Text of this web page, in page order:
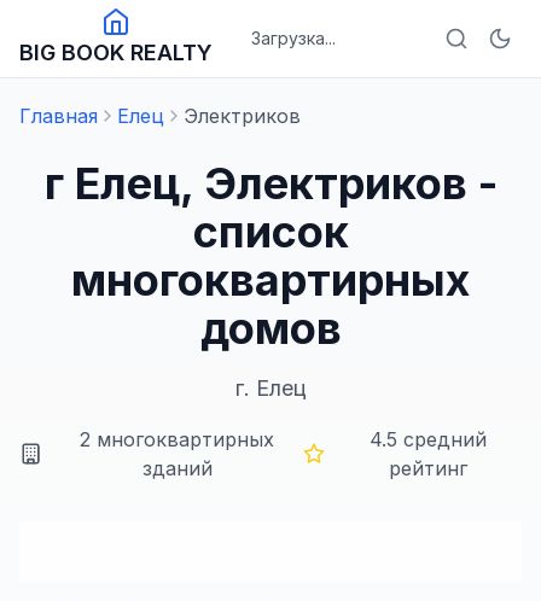
BIG BOOK REALTY
Загрузка...
Главная Елец Электриков
г Елец, Электриков -
список
многоквартирных
домов
г. Елец
2 многоквартирных
зданий
4.5 средний
рейтинг